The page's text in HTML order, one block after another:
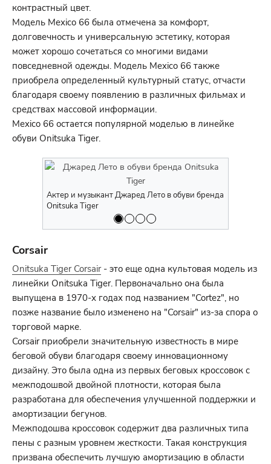
контрастный цвет.
Модель Mexico 66 была отмечена за комфорт,
долговечность и универсальную эстетику, которая
может хорошо сочетаться со многими видами
повседневной одежды. Модель Mexico 66 также
приобрела определенный культурный статус, отчасти
благодаря своему появлению в различных фильмах и
средствах массовой информации.
Mexico 66 остается популярной моделью в линейке
обуви Onitsuka Tiger.
Актер и музыкант Джаред Лето в обуви бренда
Onitsuka Tiger
Corsair
Onitsuka Tiger Corsair- это еще одна культовая модель из
линейки Onitsuka Tiger. Первоначально она была
выпущена в 1970-х годах под названием "Cortez", но
позже название было изменено на "Corsair" из-за спора о
торговой марке.
Corsair приобрели значительную известность в мире
беговой обуви благодаря своему инновационному
дизайну. Это была одна из первых беговых кроссовок с
межподошвой двойной плотности, которая была
разработана для обеспечения улучшенной поддержки и
амортизации бегунов.
Межподошва кроссовок содержит два различных типа
пены с разным уровнем жесткости. Такая конструкция
призвана обеспечить лучшую амортизацию в области